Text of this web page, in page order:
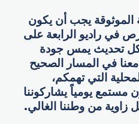
الموثوقة يجب أن يكون
في راديو الرابعة على
لكل تحديث يمس جودة
في المسار الصحيح
التي تهمكم،
مستمع يومياً يشاركوننا
زاوية من وطننا الغالي.